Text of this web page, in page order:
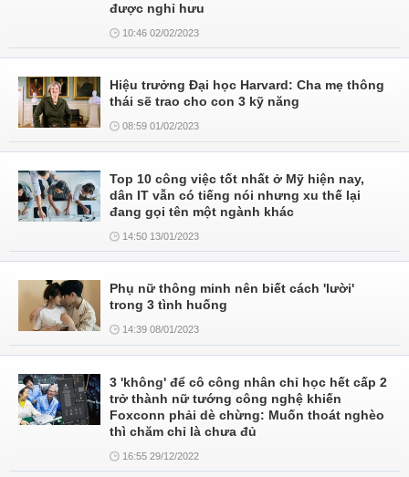
được nghỉ hưu
10:46 02/02/2023
Hiệu trưởng Đại học Harvard: Cha mẹ thông
thái sẽ trao cho con 3 kỹ năng
08:59 01/02/2023
Top 10 công việc tốt nhất ở Mỹ hiện nay,
dân IT vẫn có tiếng nói nhưng xu thế lại
đang gọi tên một ngành khác
14:50 13/01/2023
Phụ nữ thông minh nên biết cách 'lười'
trong 3 tình huống
14:39 08/01/2023
3 'không' để cô công nhân chỉ học hết cấp 2
trở thành nữ tướng công nghệ khiến
Foxconn phải dè chừng: Muốn thoát nghèo
thì chăm chỉ là chưa đủ
16:55 29/12/2022